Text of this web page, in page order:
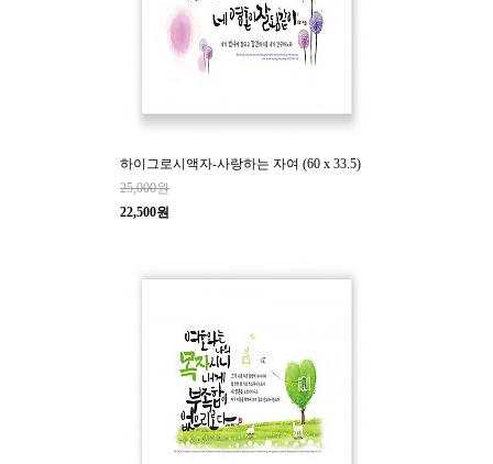
하이그로시액자-사랑하는 자여 (60 x 33.5)
25,000원
22,500원